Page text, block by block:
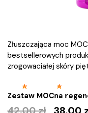
Zestaw MOCna
Złuszczająca moc
bestsellerowych
zrogowaciałej skóry